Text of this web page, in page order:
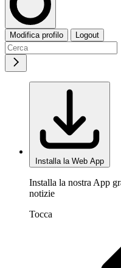
Modifica profilo Logout
Installa la Web App
Installa la nostra App
notizie
Tocca